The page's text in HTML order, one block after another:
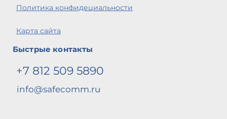
Политика конфидециальности
Карта сайта
Быстрые контакты
+7 812 509 5890
info@safecomm.ru